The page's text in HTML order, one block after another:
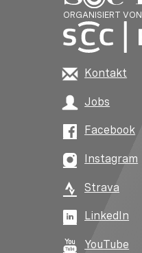
ORGANISIERT VON
Kontakt
Jobs
Facebook
Instagram
Strava
LinkedIn
YouTube